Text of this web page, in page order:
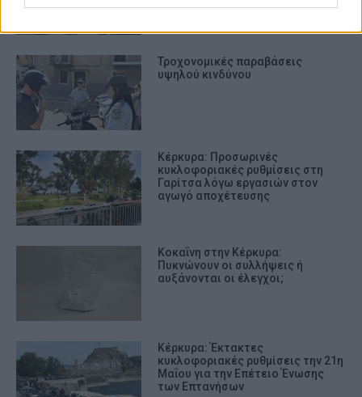
Τροχονομικές παραβάσεις
υψηλού κινδύνου
Κέρκυρα: Προσωρινές
κυκλοφοριακές ρυθμίσεις στη
Γαρίτσα λόγω εργασιών στον
αγωγό αποχέτευσης
Κοκαΐνη στην Κέρκυρα:
Πυκνώνουν οι συλλήψεις ή
αυξάνονται οι έλεγχοι;
Κέρκυρα: Έκτακτες
κυκλοφοριακές ρυθμίσεις την 21η
Μαΐου για την Επέτειο Ένωσης
των Επτανήσων